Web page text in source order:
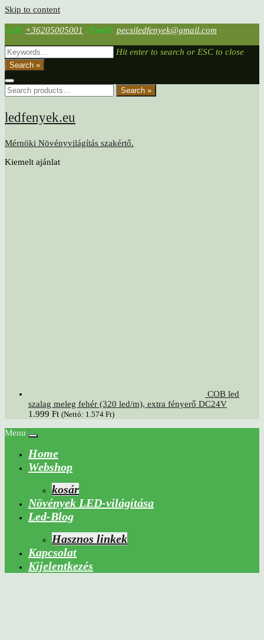
Skip to content
Call: +36205005001 | Email: pecsiledfenyek@gmail.com
Hit enter to search or ESC to close
Search »
Search »
ledfenyek.eu
Mérnöki Növényvilágítás szakértő.
Kiemelt ajánlat
COB led
szalag meleg fehér (320 led/m), extra fényerő DC24V
1.999 Ft (Nettó: 1.574 Ft)
Menu
Home
Webshop
kosár
Növények LED-világítása
Led-Blog
Hasznos linkek
Kapcsolat
Kijelentkezés